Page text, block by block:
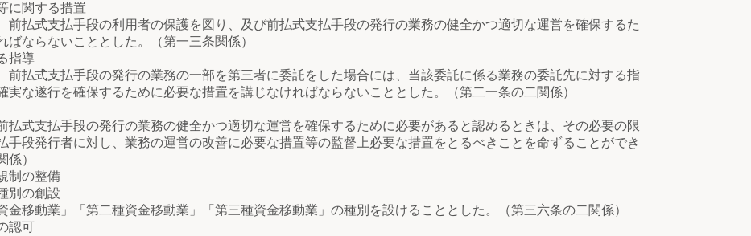
関する措置
払式支払手段の利用者の保護を図り、及び前払式支払手段の発行の業務の健全かつ適切な運営を確保するた
ばならないこととした。（第一三条関係）
指導
払式支払手段の発行の業務の一部を第三者に委託をした場合には、当該委託に係る業務の委託先に対する指
実な遂行を確保するために必要な措置を講じなければならないこととした。（第二一条の二関係）
式支払手段の発行の業務の健全かつ適切な運営を確保するために必要があると認めるときは、その必要の限
手段発行者に対し、業務の運営の改善に必要な措置等の監督上必要な措置をとるべきことを命ずることができ
係）
制の整備
の創設
移動業」「第二種資金移動業」「第三種資金移動業」の種別を設けることとした。（第三六条の二関係）
認可